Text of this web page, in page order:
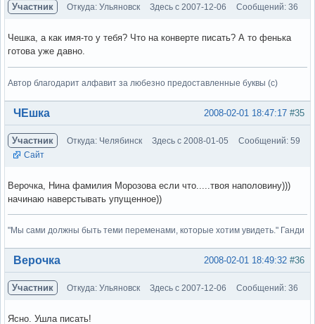
Участник Откуда: Ульяновск Здесь с 2007-12-06 Сообщений: 36
Чешка, а как имя-то у тебя? Что на конверте писать? А то фенька
готова уже давно.
Автор благодарит алфавит за любезно предоставленные буквы (с)
Вне форума #35
2008-02-01 18:47:17
ЧЕшка
Участник Откуда: Челябинск Здесь с 2008-01-05
Сообщений: 59
Сайт
Верочка, Нина фамилия Морозова если что.....твоя наполовину)))
начинаю наверстывать упущенное))
"Мы сами должны быть теми переменами, которые хотим увидеть." Ганди
Вне форума #36
2008-02-01 18:49:32
Верочка
Участник Откуда: Ульяновск Здесь с 2007-12-06 Сообщений: 36
Ясно. Ушла писать!